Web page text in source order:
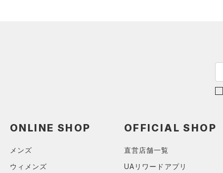
すべてのボトムス
アクセサリー
サイズ
ONLINE SHOP
メンズ
ウィメンズ
OFFICIAL SHOP
直営店舗一覧
UAリワードアプリ